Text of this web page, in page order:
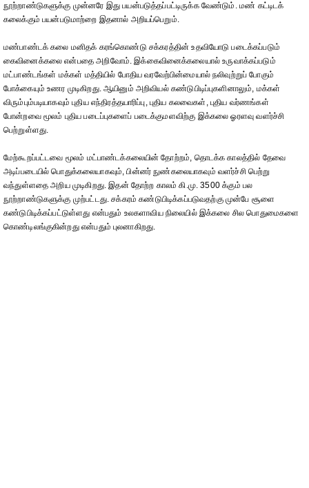
நூற்றாண்டுகளுக்கு முன்னரே இது பயன்படுத்தப்பட்டிருக்க வேண்டும். மண் கட்டிடக்
கலைக்கும் பயன்படுமாற்றை இதனால் அறியப்பெறும்.
மண்பாண்டக் கலை மனிதக் கரங்கொண்டு சக்கரத்தின் உதவியோடு படைக்கப்படும்
கைவினைக்கலை என்பதை அறிவோம். இக்கைவினைக்கலையால் உருவாக்கப்படும்
மட்பாண்டங்கள் மக்கள் மத்தியில் போதிய வரவேற்பின்மையால் நலிவுற்றுப் போகும்
போக்கையும் உணர முடிகிறது. ஆயினும் அறிவியல் கண்டுபிடிப்புகளினாலும், மக்கள்
விரும்பும்படியாகவும் புதிய எந்திரத்தயாரிப்பு, புதிய கலவைகள், புதிய வர்ணங்கள்
போன்றவை மூலம் புதிய படைப்புகளைப் படைக்குமளவிற்கு இக்கலை ஓரளவு வளர்ச்சி
பெற்றுள்ளது.
மேற்கூறப்பட்டவை மூலம் மட்பாண்டக்கலையின் தோற்றம், தொடக்க காலத்தில் தேவை
அடிப்படையில் பொதுக்கலையாகவும், பின்னர் நுண்கலையாகவும் வளர்ச்சி பெற்று
வந்துள்ளதை அறிய முடிகிறது. இதன் தோற்ற காலம் கி.மு. 3500 க்கும் பல
நூற்றாண்டுகளுக்கு முற்பட்டது. சக்கரம் கண்டுபிடிக்கப்படுவதற்கு முன்பே சூளை
கண்டுபிடிக்கப்பட்டுள்ளது என்பதும் உலகளாவிய நிலையில் இக்கலை சில பொதுமைகளை
கொண்டிலங்குகின்றது என்பதும் புலனாகிறது.